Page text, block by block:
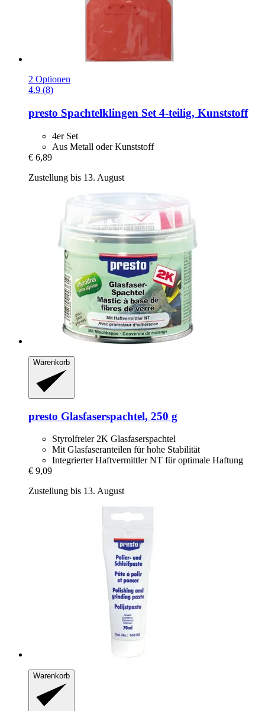
2 Optionen
4.9 (8)
presto Spachtelklingen Set 4-​teilig, Kunststoff
4er Set
Aus Metall oder Kunststoff
€ 6,89
Zustellung bis 13. August
Warenkorb
presto Glasfaserspachtel, 250 g
Styrolfreier 2K Glasfaserspachtel
Mit Glasfaseranteilen für hohe Stabilität
Integrierter Haftvermittler NT für optimale Haftung
€ 9,09
Zustellung bis 13. August
Warenkorb